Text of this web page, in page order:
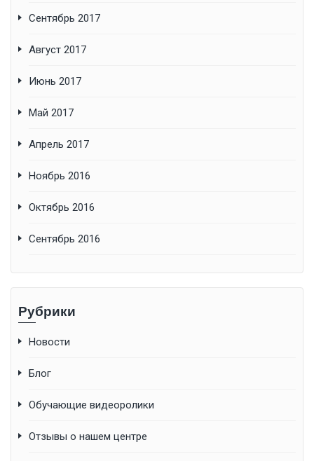
Сентябрь 2017
Август 2017
Июнь 2017
Май 2017
Апрель 2017
Ноябрь 2016
Октябрь 2016
Сентябрь 2016
Рубрики
Новости
Блог
Обучающие видеоролики
Отзывы о нашем центре